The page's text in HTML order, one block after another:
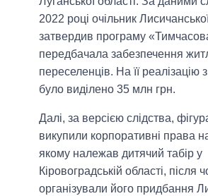
2022 році очільник
затвердив програму
передбачала забезпечення
переселенців. На її реалізацію
було виділено 35 млн грн.
Далі, за версією слідства,
викупили корпоративні права
якому належав дитячий табір у
Кіровоградській області, після
організували його придбання